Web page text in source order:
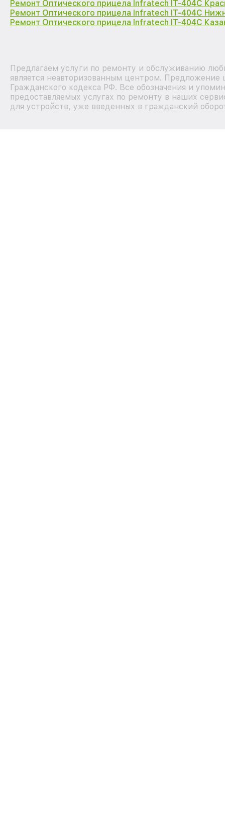
Ремонт Оптического прицела Infratech IT-404C
Ремонт Оптического прицела Infratech IT-404C
Ремонт Оптического прицела Infratech IT-404C
Предлагаем услуги по ремонту и обслуживанию
является неавторизованным центром.
Гражданского кодекса РФ. Все обозначения и
предоставляемых услугах по ремонту в наших
для устройств, уже введенных в гражданский